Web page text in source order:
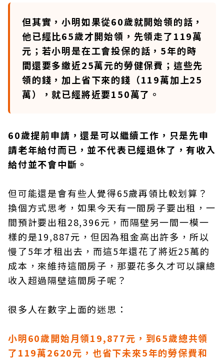
但其實，小明如果從60歲就開始領的話，
他已經比65歲才開始領，先領走了119萬
元；若小明是在工會投保的話，5年的時
間還要多繳近25萬元的勞健保費；這些先
領的錢，加上省下來的錢（119萬加上25
萬），就已經將近要150萬了。
60歲提前申請，還是可以繼續工作，只是先申
請老年給付而已，並不代表已經退休了，有收入
給付並不會中斷。
但可能還是會有些人覺得65歲再領比較划算？
換個方式思考，如果今天有一間房子要出租，一
間預計要出租28,396元，而隔壁另一間一模一
樣的是19,887元，但因為租金高出許多，所以
慢了5年才租出去，而這5年還花了將近25萬的
成本，來維持這間房子，那要花多久才可以讓總
收入超過隔壁這間房子呢？
很多人在數字上面的迷思：
小明60歲開始月領19,877元，到65歲總共領
了119萬2620元，也省下未來5年的勞保費和